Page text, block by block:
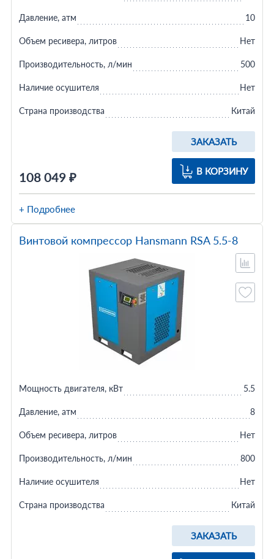
108 049 ₽
ЗАКАЗАТЬ
В КОРЗИНУ
Давление, атм 10
Объем ресивера, литров Нет
Производительность, л/мин 500
Наличие осушителя Нет
Страна производства Китай
+ Подробнее
Винтовой компрессор Hansmann RSA 5.5-8
ЗАКАЗАТЬ
Мощность двигателя, кВт 5.5
Давление, атм 8
Объем ресивера, литров Нет
Производительность, л/мин 800
Наличие осушителя Нет
Страна производства Китай